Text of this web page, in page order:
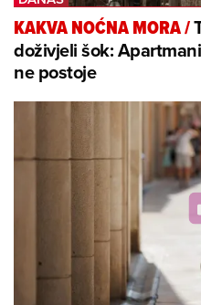
KAKVA NOĆNA MORA/
doživjeli šok:
ne postoje